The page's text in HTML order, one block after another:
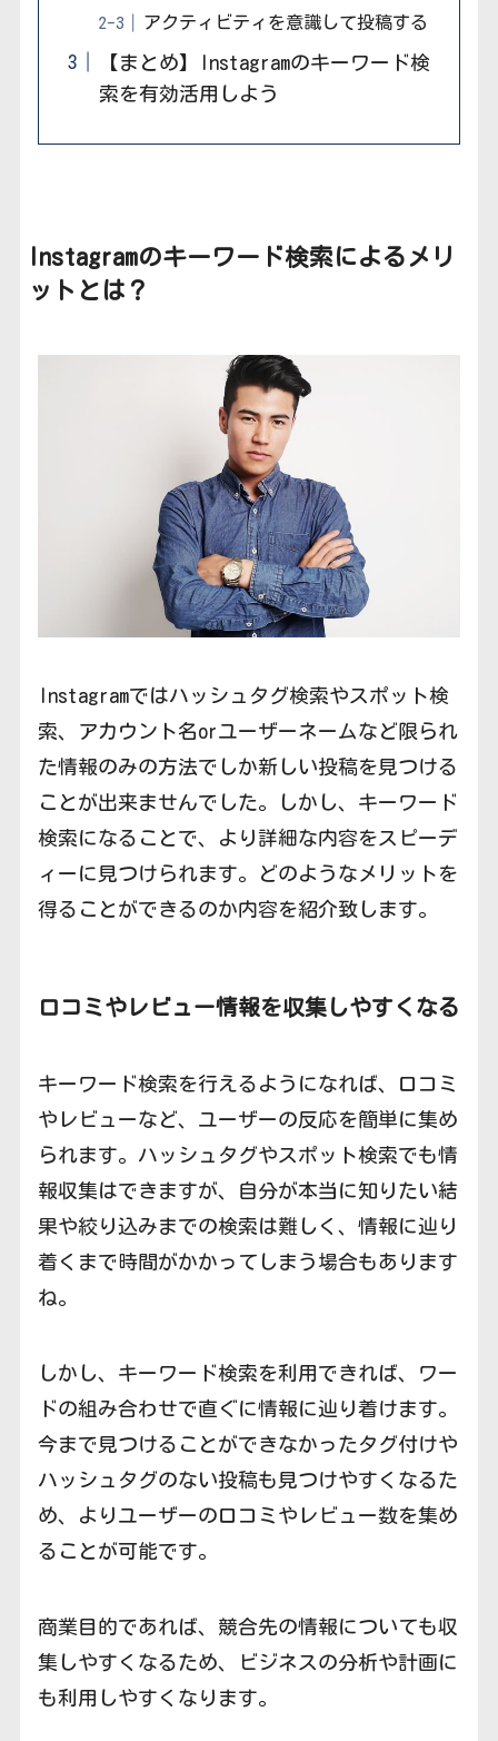
アクティビティを意識して投稿する
【まとめ】Instagramのキーワード検
索を有効活用しよう
Instagramのキーワード検索によるメリ
ットとは？
Instagramではハッシュタグ検索やスポット検
索、アカウント名orユーザーネームなど限られ
た情報のみの方法でしか新しい投稿を見つける
ことが出来ませんでした。しかし、キーワード
検索になることで、より詳細な内容をスピーデ
ィーに見つけられます。どのようなメリットを
得ることができるのか内容を紹介致します。
口コミやレビュー情報を収集しやすくなる
キーワード検索を行えるようになれば、口コミ
やレビューなど、ユーザーの反応を簡単に集め
られます。ハッシュタグやスポット検索でも情
報収集はできますが、自分が本当に知りたい結
果や絞り込みまでの検索は難しく、情報に辿り
着くまで時間がかかってしまう場合もあります
ね。
しかし、キーワード検索を利用できれば、ワー
ドの組み合わせで直ぐに情報に辿り着けます。
今まで見つけることができなかったタグ付けや
ハッシュタグのない投稿も見つけやすくなるた
め、よりユーザーの口コミやレビュー数を集め
ることが可能です。
商業目的であれば、競合先の情報についても収
集しやすくなるため、ビジネスの分析や計画に
も利用しやすくなります。